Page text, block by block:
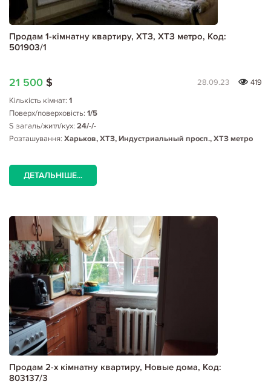
Продам 1-кімнатну квартиру, ХТЗ, ХТЗ метро, Код:
501903/1
21 500 $ 28.09.23
419
Кількість кімнат: 1
Поверх/поверховість: 1/5
S загаль/житл/кух: 24/-/-
Розташування: Харьков, ХТЗ, Индустриальный просп., ХТЗ метро
ДЕТАЛЬНІШЕ...
Продам 2-х кімнатну квартиру, Новые дома, Код:
803137/3